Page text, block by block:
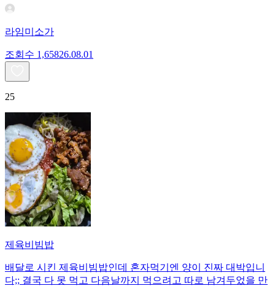
라임미소가
조회수 1,65826.08.01
25
제육비빔밥
배달로 시킨 제육비빔밥인데 혼자먹기엔 양이 진짜 대박입니
다;; 결국 다 못 먹고 다음날까지 먹으려고 따로 남겨두었을 만